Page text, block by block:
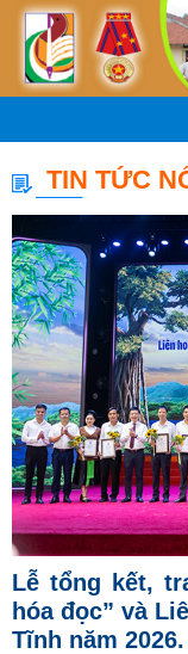
TIN TỨC
Lễ tổng kết,
hóa đọc” và
Tĩnh năm 2026.